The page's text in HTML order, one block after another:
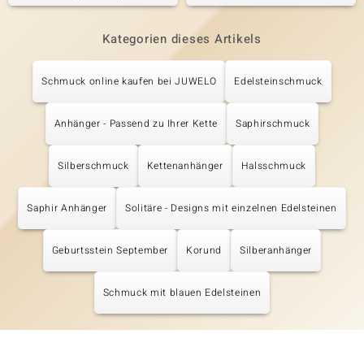
Kategorien dieses Artikels
Schmuck online kaufen bei JUWELO Edelsteinschmuck
Anhänger - Passend zu Ihrer Kette Saphirschmuck
Silberschmuck Kettenanhänger Halsschmuck
Saphir Anhänger Solitäre - Designs mit einzelnen Edelsteinen
Geburtsstein September Korund Silberanhänger
Schmuck mit blauen Edelsteinen